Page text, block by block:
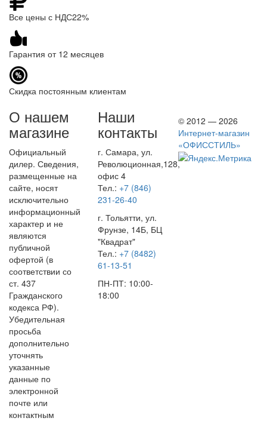
Все цены с НДС22%
Гарантия от 12 месяцев
Скидка постоянным клиентам
О нашем
магазине
Официальный
дилер. Сведения,
размещенные на
сайте, носят
исключительно
информационный
характер и не
являются
публичной
офертой (в
соответствии со
ст. 437
Гражданского
кодекса РФ).
Убедительная
просьба
дополнительно
уточнять
указанные
данные по
электронной
почте или
контактным
Наши
контакты
г. Самара, ул.
Революционная,128,
офис 4
Тел.: +7 (846)
231-26-40
г. Тольятти, ул.
Фрунзе, 14Б, БЦ
"Квадрат"
Тел.: +7 (8482)
61-13-51
ПН-ПТ: 10:00-
18:00
© 2012 — 2026
Интернет-магазин
«ОФИССТИЛЬ»